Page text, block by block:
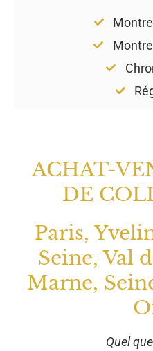
ACHAT-
DE
Paris,
Seine, Val
Marne,
Quel